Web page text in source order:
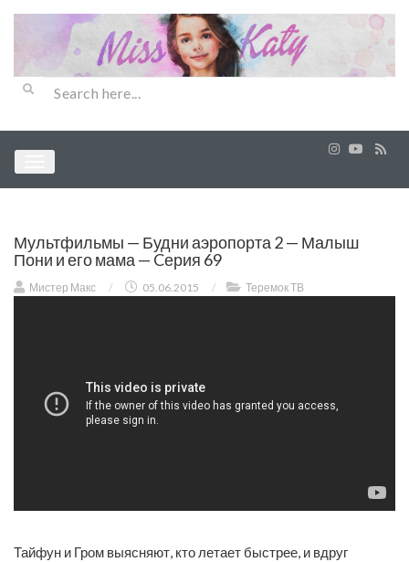
Мультфильмы — Будни аэропорта 2 — Малыш
Пони и его мама — Cерия 69
Мистер Макс / 05.06.2015 / Теремок ТВ
Тайфун и Гром выясняют, кто летает быстрее, и вдруг